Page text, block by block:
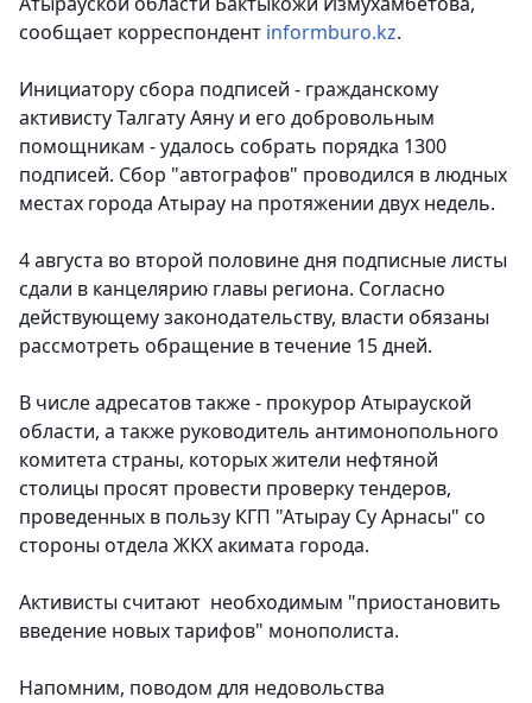
сообщает корреспондент informburo.kz.
Инициатору сбора подписей - гражданскому
активисту Талгату Аяну и его добровольным
помощникам - удалось собрать порядка 1300
подписей. Сбор "автографов" проводился в людных
местах города Атырау на протяжении двух недель.
4 августа во второй половине дня подписные листы
сдали в канцелярию главы региона. Согласно
действующему законодательству, власти обязаны
рассмотреть обращение в течение 15 дней.
В числе адресатов также - прокурор Атырауской
области, а также руководитель антимонопольного
комитета страны, которых жители нефтяной
столицы просят провести проверку тендеров,
проведенных в пользу КГП "Атырау Су Арнасы" со
стороны отдела ЖКХ акимата города.
Активисты считают необходимым "приостановить
введение новых тарифов" монополиста.
Напомним, поводом для недовольства